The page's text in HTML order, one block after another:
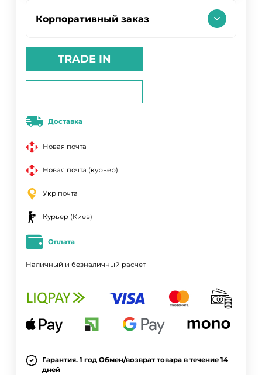
Корпоративный заказ
TRADE IN
Доставка
Новая почта
Новая почта (курьер)
Укр почта
Курьер (Киев)
Оплата
Наличный и безналичный расчет
Гарантия. 1 год Обмен/возврат товара в течение 14
дней